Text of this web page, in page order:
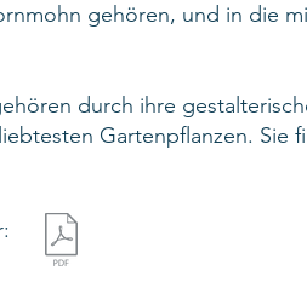
gehören, und in die
durch ihre
Gartenpflanzen. Sie